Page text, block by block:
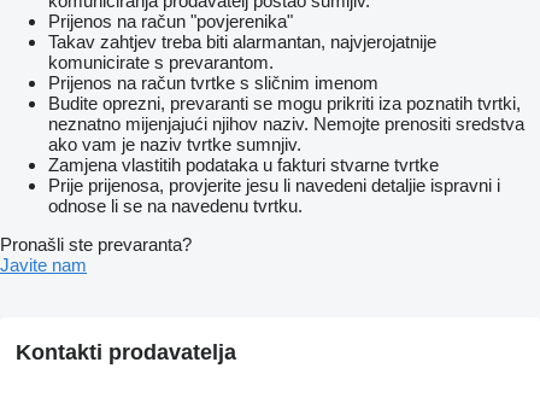
EXTERIEUR
zweiflügelig
Öffnung bis Seitenwand
Heizung für Scheibenwaschanlage
Wärmedämmendes Glas rundum
Außenspiegel heizbar und elektrisch verstellbar
SONSTIGE AUSSTATTUNGEN
Mercedes-Benz MobiloVan mit DSB und GgD
Vertriebskennzeichen 0
Baureihe C447 Vito/V-Klasse
Kastenwagen
Vliesbatterie 12 V 92 Ah
Wartungsintervall 40.000 km
Elektrik für Anhängersteckdose
Schilder / Druckschriften deutsch
Basic
Prijenos na račun "povjerenika"
Takav zahtjev treba biti alarmantan, najvjerojatnije
komunicirate s prevarantom.
Prijenos na račun tvrtke s sličnim imenom
Budite oprezni, prevaranti se mogu prikriti iza poznatih tvrtki,
neznatno mijenjajući njihov naziv. Nemojte prenositi sredstva
ako vam je naziv tvrtke sumnjiv.
Zamjena vlastitih podataka u fakturi stvarne tvrtke
Prije prijenosa, provjerite jesu li navedeni detaljie ispravni i
odnose li se na navedenu tvrtku.
Pronašli ste prevaranta?
Javite nam
Kontakti prodavatelja